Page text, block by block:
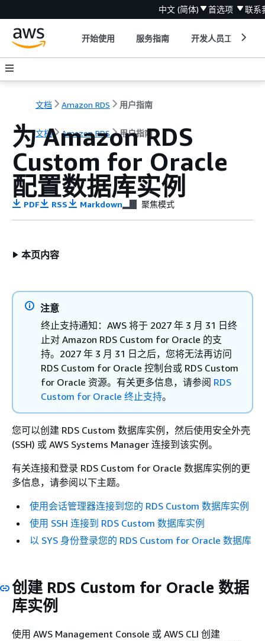
中文 (简体) 首选项 联系
开始使用 服务指南 开发人员工具
文档 Amazon RDS 用户指南
文档 Amazon RDS 用户指南
为 Amazon RDS
Custom for Oracle
配置数据库实例
PDF RSS Markdown 聚焦模式
本页内容
注意
终止支持通知：AWS 将于 2027 年 3 月 31 日终
止对 Amazon RDS Custom for Oracle 的支
持。2027 年 3 月 31 日之后，您将无法再访问
RDS Custom for Oracle 控制台或 RDS Custom
for Oracle 资源。有关更多信息，请参阅 RDS
Custom for Oracle 终止支持。
您可以创建 RDS Custom 数据库实例，然后使用安全外壳
(SSH) 或 AWS Systems Manager 连接到该实例。
有关连接和登录 RDS Custom for Oracle 数据库实例的更
多信息，请参阅以下主题。
使用会话管理器连接到您的 RDS Custom 数据库实例
使用 SSH 连接到 RDS Custom 数据库实例
以 SYS 身份登录您的 RDS Custom for Oracle 数据库
创建 RDS Custom for Oracle 数据
库实例
使用 AWS Management Console 或 AWS CLI 创建